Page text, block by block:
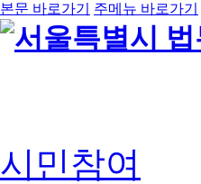
본문 바로가기 주메뉴 바로가기
시민참여